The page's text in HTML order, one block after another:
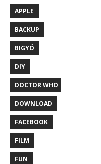
APPLE
BACKUP
BIGYÓ
DIY
DOCTOR WHO
DOWNLOAD
FACEBOOK
FILM
FUN